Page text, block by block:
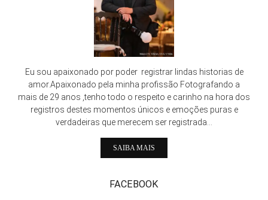
Eu sou apaixonado por poder registrar lindas historias de
amor.Apaixonado pela minha profissão Fotografando a
mais de 29 anos ,tenho todo o respeito e carinho na hora dos
registros destes momentos únicos e emoções puras e
verdadeiras que merecem ser registrada...
SAIBA MAIS
FACEBOOK